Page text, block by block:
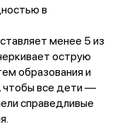
в
менее 5 из
острую
образования и
чтобы все дети —
справедливые